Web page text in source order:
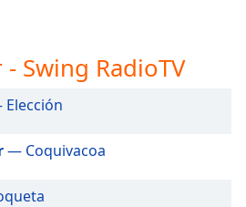
- Swing RadioTV
— Coquivacoa